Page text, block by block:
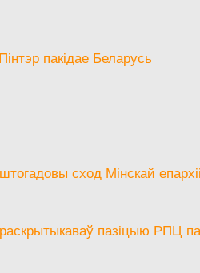
пакідае Беларусь
сход Мінскай
пазіцыю РПЦ